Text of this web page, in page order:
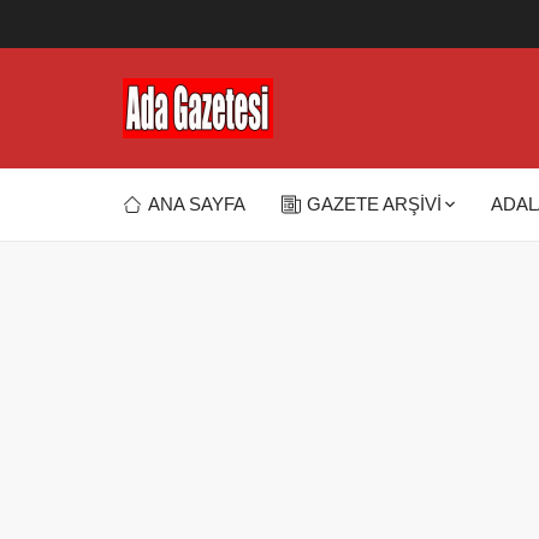
ANA SAYFA GAZETE ARŞİVİ